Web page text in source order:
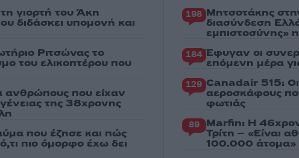
γιορτή του Άκη
διδάσκει υπομονή και
Ριτσώνας το
του ελικοπτέρου που
που είχαν
της 38χρονης
που έζησε και πώς
πιο όμορφο έχω δει
198 Μητσοτάκης
διασύνδεση
εμπιστοσύνης»
184 Έφυγαν οι
επόμενη μέρα
129 Canadair 515:
αεροσκάφους
φωτιάς
89 Marfin: Η
Τρίτη – «Είναι
100.000 άτομα»